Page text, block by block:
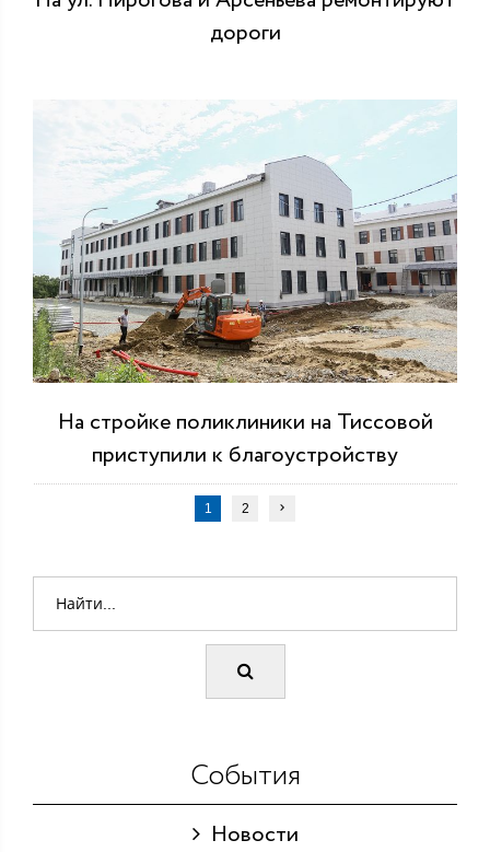
дороги
На стройке поликлиники на Тиссовой
приступили к благоустройству
1 2
События
Новости